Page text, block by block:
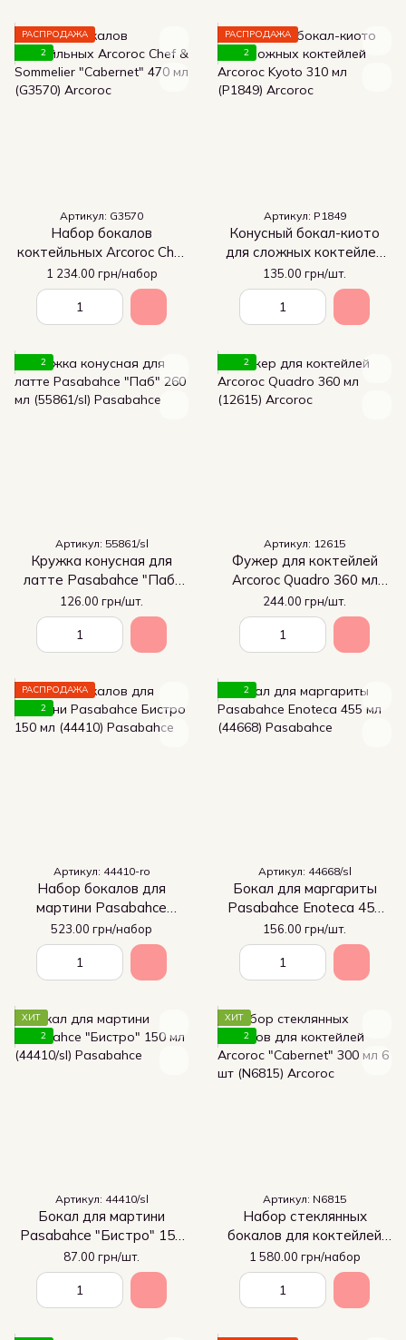
РАСПРОДАЖА
2
Артикул: G3570
Набор бокалов
коктейльных Arcoroc Chef
& Sommelier "Cabernet"
470 мл (G3570)
1 234.00 грн/набор
РАСПРОДАЖА
2
Артикул: P1849
Конусный бокал-киото
для сложных коктейлей
Arcoroc Kyoto 310 мл
(P1849)
135.00 грн/шт.
2
Артикул: 55861/sl
Кружка конусная для
латте Pasabahce "Паб"
260 мл (55861/sl)
126.00 грн/шт.
2
Артикул: 12615
Фужер для коктейлей
Arcoroc Quadro 360 мл
(12615)
244.00 грн/шт.
РАСПРОДАЖА
2
Артикул: 44410-ro
Набор бокалов для
мартини Pasabahce
Бистро 150 мл (44410)
523.00 грн/набор
2
Артикул: 44668/sl
Бокал для маргариты
Pasabahce Enoteca 455
мл (44668)
156.00 грн/шт.
ХИТ
2
Артикул: 44410/sl
Бокал для мартини
Pasabahce "Бистро" 150
мл (44410/sl)
87.00 грн/шт.
ХИТ
2
Артикул: N6815
Набор стеклянных
бокалов для коктейлей
Arcoroc "Cabernet" 300 мл
6 шт (N6815)
1 580.00 грн/набор